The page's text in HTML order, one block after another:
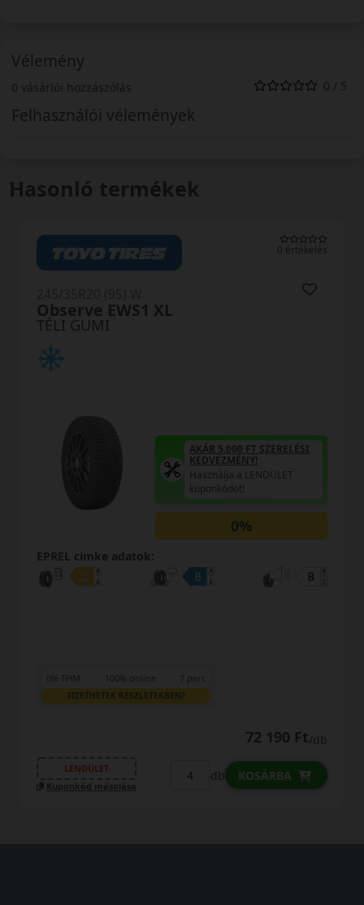
Vélemény
0 vásárlói hozzászólás 0 / 5
Felhasználói vélemények
Hasonló termékek
0 értékelés
TÉLI GUMI
Observe EWS1 XL
AKÁR 5.000 FT SZERELÉSI
KEDVEZMÉNY!
Használja a LENDÜLET
kuponkódot!
0%
EPREL cimke adatok:
0% THM 100% online 7 perc
FIZETHETEK RÉSZLETEKBEN?
72 190 Ft/db
LENDÜLET
Kuponkód másolása
db KOSÁRBA